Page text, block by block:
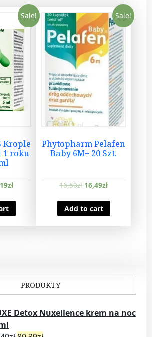
Sale!
Krople
1 roku
zł
Sale!
Phytopharm Pelafen
Baby 6M+ 20 Szt.
16,50zł 16,49zł
Add to cart
PRODUKTY
Detox Nuxellence krem na noc